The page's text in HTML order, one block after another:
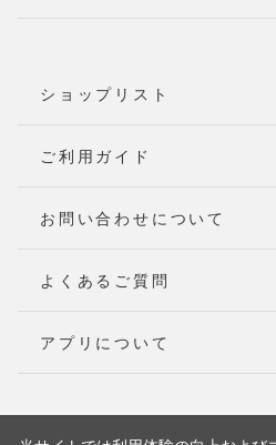
ショップリスト
ご利用ガイド
お問い合わせについて
よくあるご質問
アプリについて